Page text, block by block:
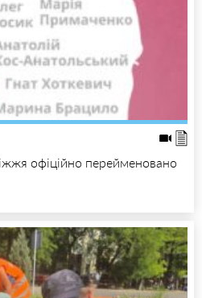
офіційно перейменовано